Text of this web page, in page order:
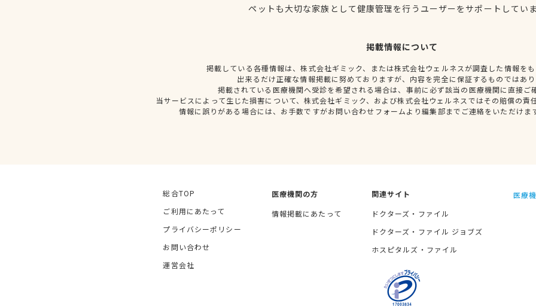
ペットも大切な家族として健康管理を行うユーザーをサポートしてい
掲載情報について
掲載している各種情報は、株式会社ギミック、または株式会社ウェルネスが調査した情報を
出来るだけ正確な情報掲載に努めておりますが、内容を完全に保証するものではあ
掲載されている医療機関へ受診を希望される場合は、事前に必ず該当の医療機関に直接ご
当サービスによって生じた損害について、株式会社ギミック、および株式会社ウェルネスではその賠償の責
情報に誤りがある場合には、お手数ですがお問い合わせフォームより編集部までご連絡をいただけま
総合TOP
ご利用にあたって
プライバシーポリシー
お問い合わせ
運営会社
医療機関の方
情報掲載にあたって
関連サイト
ドクターズ・ファイル
ドクターズ・ファイル ジョブズ
ホスピタルズ・ファイル
医療